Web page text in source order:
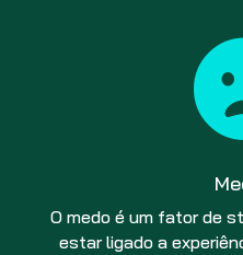
O medo é um fator de
estar ligado a